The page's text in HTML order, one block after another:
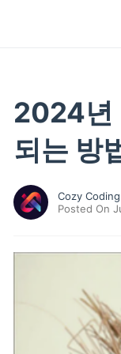
2024년
되는 방
Cozy Coding
Posted On